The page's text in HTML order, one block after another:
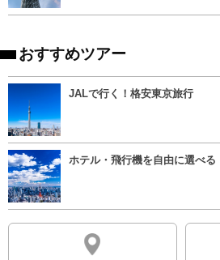
おすすめツアー
JALで行く！格安東京旅行
ホテル・飛行機を自由に選べ